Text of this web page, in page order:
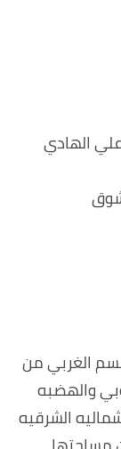
الهادي
الغربي من
والهضبه
الشرقيه